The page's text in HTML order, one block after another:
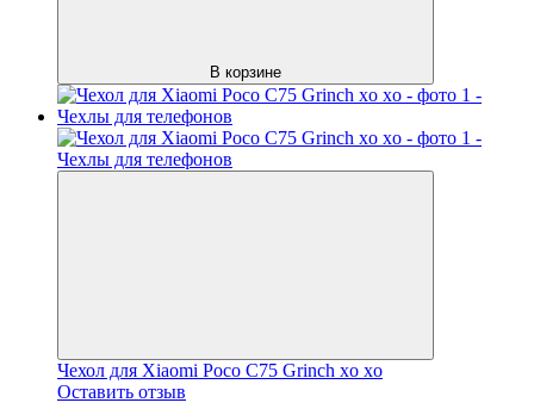
В корзине
Чехол для Xiaomi Poco C75 Grinch xo xo
Оставить отзыв